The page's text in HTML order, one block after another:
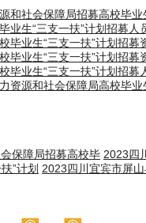
和社会保障局招募高校毕业
业生“三支一扶”计划招募人
毕业生“三支一扶”计划招募
毕业生“三支一扶”计划招募
毕业生“三支一扶”计划招募
资源和社会保障局高校毕业
保障局招募高校毕 2023四
”计划 2023四川宜宾市屏